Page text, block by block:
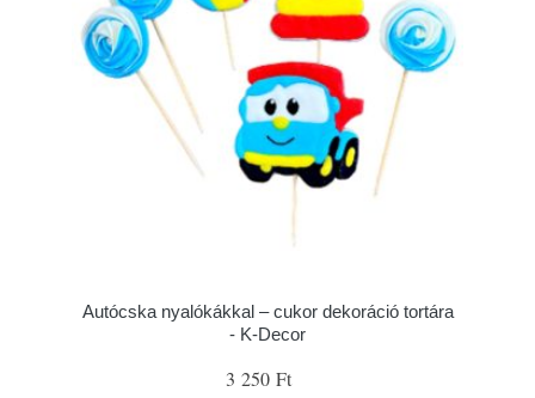
Autócska nyalókákkal – cukor dekoráció tortára
- K-Decor
3 250 Ft